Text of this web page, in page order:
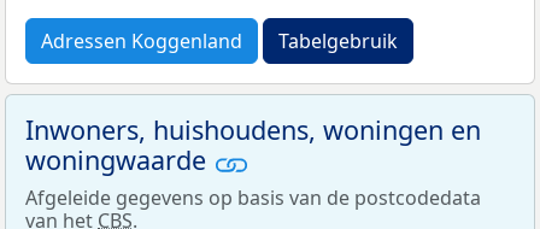
Adressen Koggenland Tabelgebruik
Inwoners, huishoudens, woningen en
woningwaarde
Afgeleide gegevens op basis van de postcodedata
van het CBS.